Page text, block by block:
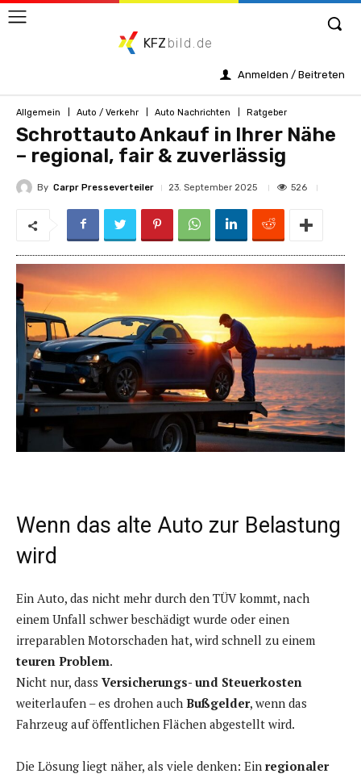
KFZ bild.de
Anmelden / Beitreten
Allgemein Auto / Verkehr Auto Nachrichten Ratgeber
Schrottauto Ankauf in Ihrer Nähe
– regional, fair & zuverlässig
By Carpr Presseverteiler 23. September 2025 526
Wenn das alte Auto zur Belastung
wird
Ein Auto, das nicht mehr durch den TÜV kommt, nach
einem Unfall schwer beschädigt wurde oder einen
irreparablen Motorschaden hat, wird schnell zu einem
teuren Problem.
Nicht nur, dass Versicherungs- und Steuerkosten
weiterlaufen – es drohen auch Bußgelder, wenn das
Fahrzeug auf öffentlichen Flächen abgestellt wird.
Die Lösung liegt näher, als viele denken: Ein regionaler